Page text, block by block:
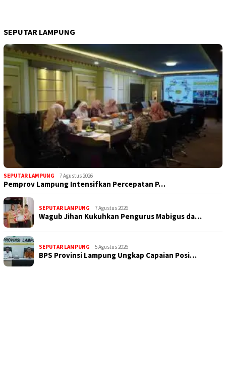
SEPUTAR LAMPUNG
SEPUTAR LAMPUNG 7 Agustus 2026
Pemprov Lampung Intensifkan Percepatan P…
SEPUTAR LAMPUNG 7 Agustus 2026
Wagub Jihan Kukuhkan Pengurus Mabigus da…
SEPUTAR LAMPUNG 5 Agustus 2026
BPS Provinsi Lampung Ungkap Capaian Posi…